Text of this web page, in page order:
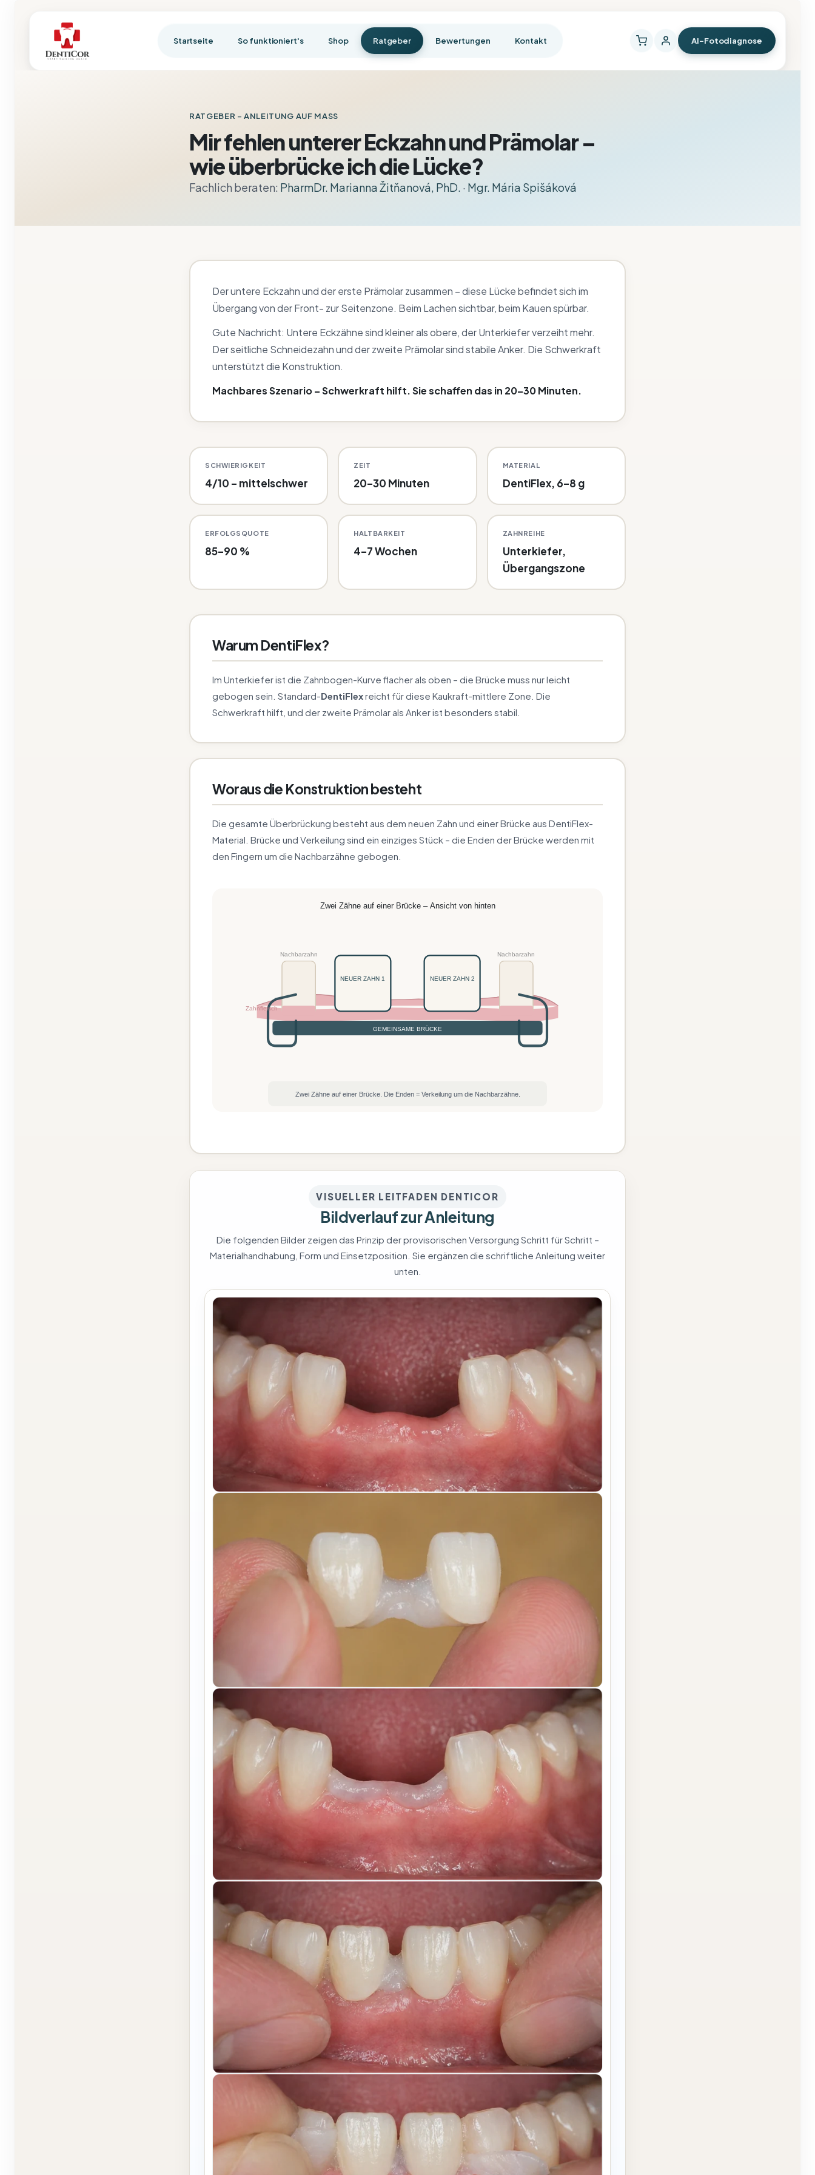
Startseite So funktioniert's Shop Ratgeber Bewertungen Kontakt AI-Fotodiagnose
RATGEBER – ANLEITUNG AUF MASS
Mir fehlen unterer Eckzahn und Prämolar –
wie überbrücke ich die Lücke?
Fachlich beraten: PharmDr. Marianna Žitňanová, PhD. · Mgr. Mária Spišáková
Der untere Eckzahn und der erste Prämolar zusammen – diese Lücke befindet sich im
Übergang von der Front- zur Seitenzone. Beim Lachen sichtbar, beim Kauen spürbar.
Gute Nachricht: Untere Eckzähne sind kleiner als obere, der Unterkiefer verzeiht mehr.
Der seitliche Schneidezahn und der zweite Prämolar sind stabile Anker. Die Schwerkraft
unterstützt die Konstruktion.
Machbares Szenario – Schwerkraft hilft. Sie schaffen das in 20–30 Minuten.
SCHWIERIGKEIT
4/10 – mittelschwer
ZEIT
20–30 Minuten
MATERIAL
DentiFlex, 6–8 g
ERFOLGSQUOTE
85–90 %
HALTBARKEIT
4–7 Wochen
ZAHNREIHE
Unterkiefer,
Übergangszone
Warum DentiFlex?
Im Unterkiefer ist die Zahnbogen-Kurve flacher als oben – die Brücke muss nur leicht
gebogen sein. Standard-DentiFlexreicht für diese Kaukraft-mittlere Zone. Die
Schwerkraft hilft, und der zweite Prämolar als Anker ist besonders stabil.
Woraus die Konstruktion besteht
Die gesamte Überbrückung besteht aus dem neuen Zahn und einer Brücke aus DentiFlex-
Material. Brücke und Verkeilung sind ein einziges Stück – die Enden der Brücke werden mit
den Fingern um die Nachbarzähne gebogen.
Zwei Zähne auf einer Brücke – Ansicht von hinten
Nachbarzahn Nachbarzahn
NEUER ZAHN 1 NEUER ZAHN 2
GEMEINSAME BRÜCKE
Zahnfleisch
Zwei Zähne auf einer Brücke. Die Enden = Verkeilung um die Nachbarzähne.
VISUELLER LEITFADEN DENTICOR
Bildverlauf zur Anleitung
Die folgenden Bilder zeigen das Prinzip der provisorischen Versorgung Schritt für Schritt –
Materialhandhabung, Form und Einsetzposition. Sie ergänzen die schriftliche Anleitung weiter
unten.